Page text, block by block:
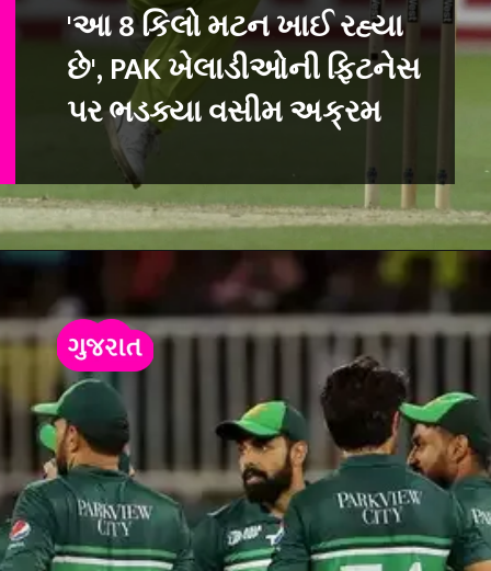
'આ 8 કિલો મટન ખાઈ રહ્યા
છે', PAK ખેલાડીઓની ફિટનેસ
પર ભડક્યા વસીમ અક્રમ